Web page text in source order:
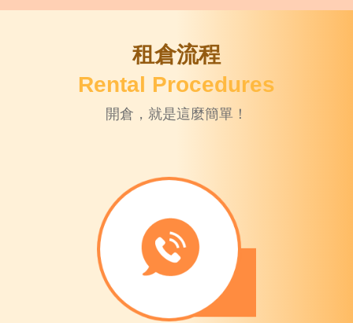
租倉流程
Rental Procedures
開倉，就是這麼簡單！